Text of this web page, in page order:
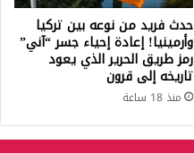
حدث فريد من نوعه بين تركيا
وأرمينيا! إعادة إحياء جسر “آني”
رمز طريق الحرير الذي يعود
تاريخه إلى قرون
منذ 18 ساعة